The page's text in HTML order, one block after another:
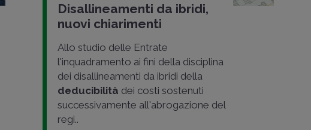
Disallineamenti da ibridi,
nuovi chiarimenti
Allo studio delle Entrate
l'inquadramento ai fini della disciplina
dei disallineamenti da ibridi della
deducibilità dei costi sostenuti
successivamente all'abrogazione del
regi..